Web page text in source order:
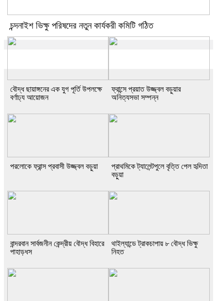
চন্দনাইশ ভিক্ষু পরিষদের নতুন কার্যকরী কমিটি গঠিত
বৌদ্ধ ছায়াঙ্গনের এক যুগ পূর্তি উপলক্ষে
বর্ণাঢ্য আয়োজন
ফ্রান্সে প্রয়াত উজ্জ্বল বড়ুয়ার
অনিত্যসভা সম্পন্ন
পরলোকে ফ্রান্স প্রবাসী উজ্জ্বল বড়ুয়া
প্রাথমিকে ট্যালেন্টপুলে বৃত্তি পেল হৃদিতা
বড়ুয়া
বান্দরবান সার্বজনীন কেন্দ্রীয় বৌদ্ধ বিহারে
পাহাড়ধস
থাইল্যান্ডে ট্রাকচাপায় ৮ বৌদ্ধ ভিক্ষু
নিহত